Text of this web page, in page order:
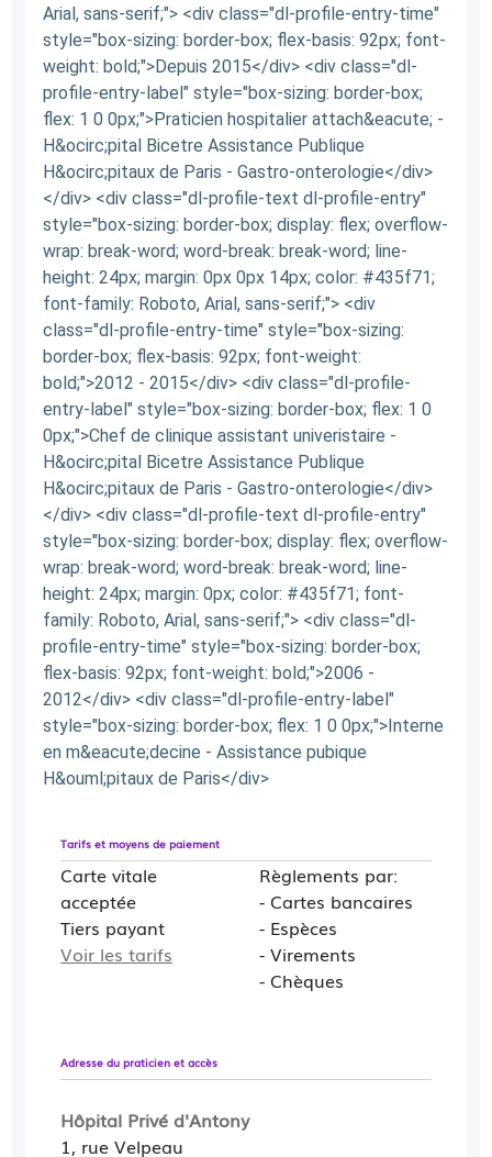
Arial, sans-serif;"> <div class="dl-profile-entry-time"
style="box-sizing: border-box; flex-basis: 92px; font-
weight: bold;">Depuis 2015</div> <div class="dl-
profile-entry-label" style="box-sizing: border-box;
flex: 1 0 0px;">Praticien hospitalier attach&eacute; -
H&ocirc;pital Bicetre Assistance Publique
H&ocirc;pitaux de Paris - Gastro-onterologie</div>
</div> <div class="dl-profile-text dl-profile-entry"
style="box-sizing: border-box; display: flex; overflow-
wrap: break-word; word-break: break-word; line-
height: 24px; margin: 0px 0px 14px; color: #435f71;
font-family: Roboto, Arial, sans-serif;"> <div
class="dl-profile-entry-time" style="box-sizing:
border-box; flex-basis: 92px; font-weight:
bold;">2012 - 2015</div> <div class="dl-profile-
entry-label" style="box-sizing: border-box; flex: 1 0
0px;">Chef de clinique assistant univeristaire -
H&ocirc;pital Bicetre Assistance Publique
H&ocirc;pitaux de Paris - Gastro-onterologie</div>
</div> <div class="dl-profile-text dl-profile-entry"
style="box-sizing: border-box; display: flex; overflow-
wrap: break-word; word-break: break-word; line-
height: 24px; margin: 0px; color: #435f71; font-
family: Roboto, Arial, sans-serif;"> <div class="dl-
profile-entry-time" style="box-sizing: border-box;
flex-basis: 92px; font-weight: bold;">2006 -
2012</div> <div class="dl-profile-entry-label"
style="box-sizing: border-box; flex: 1 0 0px;">Interne
en m&eacute;decine - Assistance pubique
H&ouml;pitaux de Paris</div>
Tarifs et moyens de paiement
Carte vitale
acceptée
Tiers payant
Voir les tarifs
Règlements par:
- Cartes bancaires
- Espèces
- Virements
- Chèques
Adresse du praticien et accès
Hôpital Privé d'Antony
1, rue Velpeau